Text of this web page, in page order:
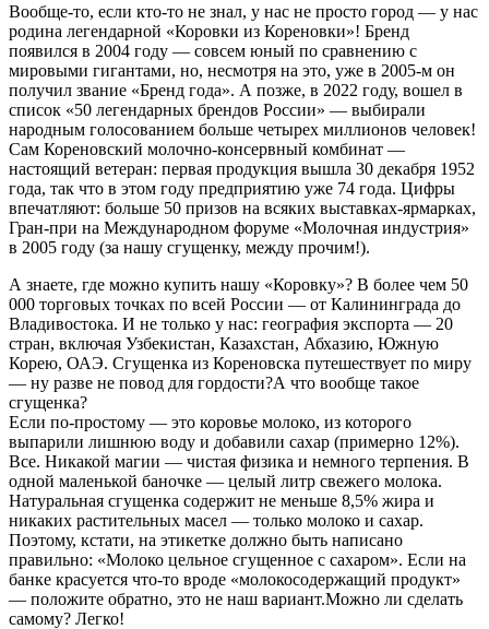
Вообще-то, если кто-то не знал, у нас не просто город — у нас
родина легендарной «Коровки из Кореновки»! Бренд
появился в 2004 году — совсем юный по сравнению с
мировыми гигантами, но, несмотря на это, уже в 2005-м он
получил звание «Бренд года». А позже, в 2022 году, вошел в
список «50 легендарных брендов России» — выбирали
народным голосованием больше четырех миллионов человек!
Сам Кореновский молочно-консервный комбинат —
настоящий ветеран: первая продукция вышла 30 декабря 1952
года, так что в этом году предприятию уже 74 года. Цифры
впечатляют: больше 50 призов на всяких выставках-ярмарках,
Гран-при на Международном форуме «Молочная индустрия»
в 2005 году (за нашу сгущенку, между прочим!).
А знаете, где можно купить нашу «Коровку»? В более чем 50
000 торговых точках по всей России — от Калининграда до
Владивостока. И не только у нас: география экспорта — 20
стран, включая Узбекистан, Казахстан, Абхазию, Южную
Корею, ОАЭ. Сгущенка из Кореновска путешествует по миру
— ну разве не повод для гордости?А что вообще такое
сгущенка?
Если по-простому — это коровье молоко, из которого
выпарили лишнюю воду и добавили сахар (примерно 12%).
Все. Никакой магии — чистая физика и немного терпения. В
одной маленькой баночке — целый литр свежего молока.
Натуральная сгущенка содержит не меньше 8,5% жира и
никаких растительных масел — только молоко и сахар.
Поэтому, кстати, на этикетке должно быть написано
правильно: «Молоко цельное сгущенное с сахаром». Если на
банке красуется что-то вроде «молокосодержащий продукт»
— положите обратно, это не наш вариант.Можно ли сделать
самому? Легко!